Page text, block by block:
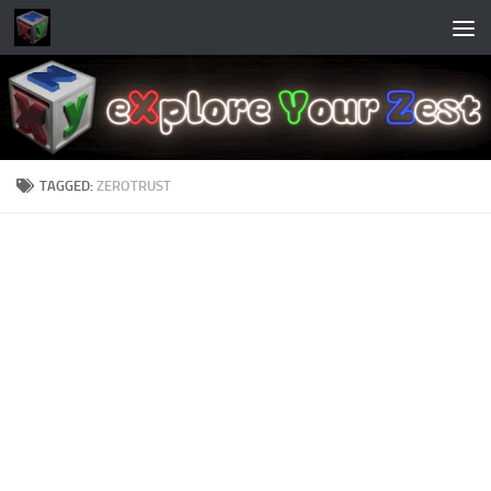
Skip to content
TAGGED:ZEROTRUST